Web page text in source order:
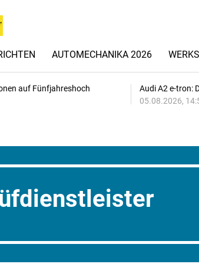
AUTOMECHANIKA 2026
auf Fünfjahreshoch
Audi A2 e-tron:
05.08.2026,